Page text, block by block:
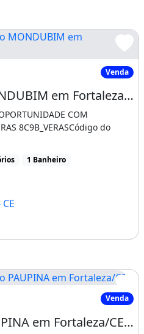
em Fortaleza/CE
Venda
Apartamento no MONDUBIM em Fortaleza/CE - Caixa 8787716838250
COM
8C9B_VERASCódigo do
1 Banheiro
em Fortaleza/CEVenda
Apartamento no PAUPINA em Fortaleza/CE - Caixa 8787712030470